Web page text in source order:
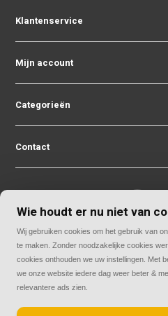
Klantenservice
Mijn account
Categorieën
Contact
©
Rolluiken33 |
Wie houdt er nu niet van
Wij gebruiken cookies om het gebruik van
te maken. Zonder noodzakelijke cookies
cookies onthouden we uw instellingen. Met
we onze website iedere dag weer beter &
relevantere ads zien.